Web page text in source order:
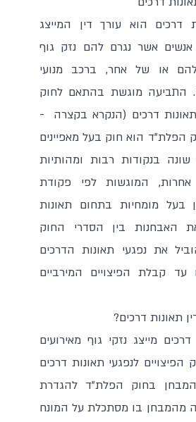
דרכים הוא עורך דין המייצג
אנשים אשר נגרם להם נזק גוף
או של אחר, ברכב מנועי
התביעה מוגשת בהתאם לחוק
תאונות דרכים (הנקרא בקצרה -
הפלת"ד הוא חוק בעל מאפיינים
שונה בנקודות רבות ומהותיות
אחרות, המוגשות לפי פקודת
בעל מומחיות בתחום תאונות
האבחנות בין הסדרי החוק
את נפגעי תאונות הדרכים
עד קבלת הפיצויים המירביים
תאונות דרכים?
מייצג נזקי גוף מאירועים
הפיצויים לנפגעי תאונות דרכים
המבחן בחוק הפלת"ד להגדרת
מהמבחן בו מסתכלת על המונח